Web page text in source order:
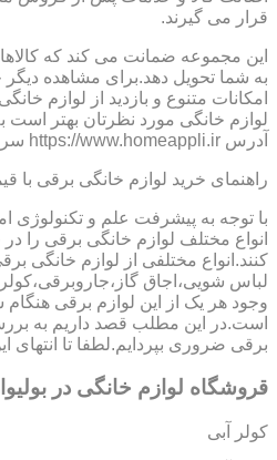
قرار می گیرند.
این مجموعه ضمانت می کند که
به شما تحویل دهد.برای مشاهده
امکانات متنوع و بازدید از لوازم
لوازم خانگی مورد نظرتان بهتر
آدرس https://www.homeappli.ir سر بزنید.
راهنمای خرید لوازم خانگی برقی با
با توجه به پیشرفت علم و تکنولوژی
انواع مختلف لوازم خانگی برقی را
کنند.انواع مختلفی از لوازم خانگی
لباس شویی،اجاق
وجود هر یک از این لوازم برقی
است.در این مطلب قصد داریم به
برقی ضروری بپردایم.لطفا تا انتهای
قروشگاه لوازم خانگی در
کولر آبی